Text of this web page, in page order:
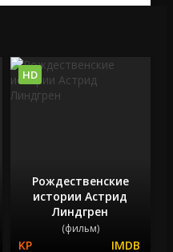
Рождественские
истории Астрид
Линдгрен
(фильм)
HD